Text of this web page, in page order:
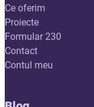
Ce oferim
Proiecte
Formular 230
Contact
Contul meu